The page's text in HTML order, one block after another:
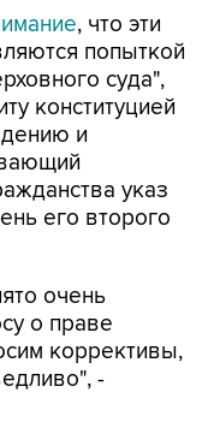
, что эти
попыткой
суда",
конституцией
и
указ
его второго
очень
о праве
коррективы,
-